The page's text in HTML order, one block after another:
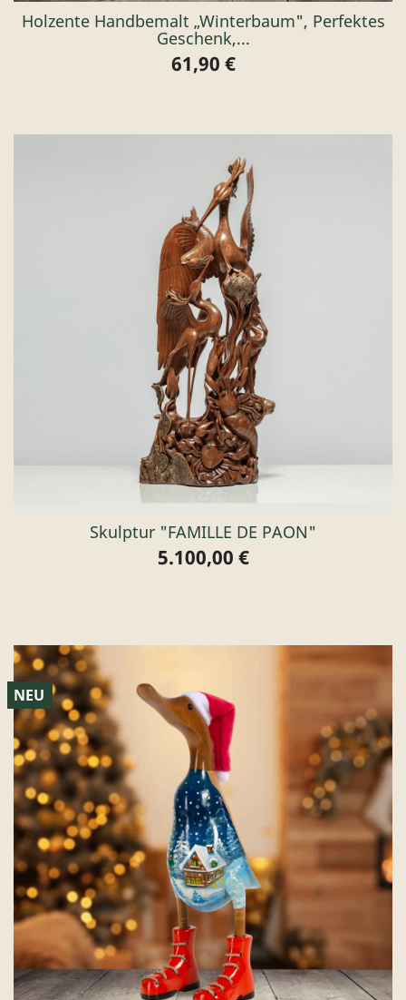
Holzente Handbemalt „Winterbaum", Perfektes
Geschenk,...
Preis
61,90 €
Skulptur "FAMILLE DE PAON"
Preis
5.100,00 €
NEU